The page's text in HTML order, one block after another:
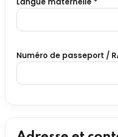
Numéro de passeport /